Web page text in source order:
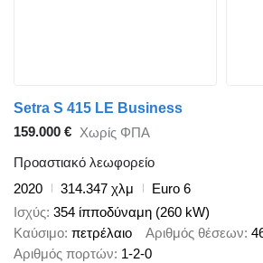
Setra S 415 LE Business
159.000 € Χωρίς ΦΠΑ
Προαστιακό λεωφορείο
2020
314.347 χλμ
Euro 6
Ισχύς 354 ίπποδύναμη (260 kW)
Καύσιμο πετρέλαιο Αριθμός θέσεων
Αριθμός πορτών 1-2-0